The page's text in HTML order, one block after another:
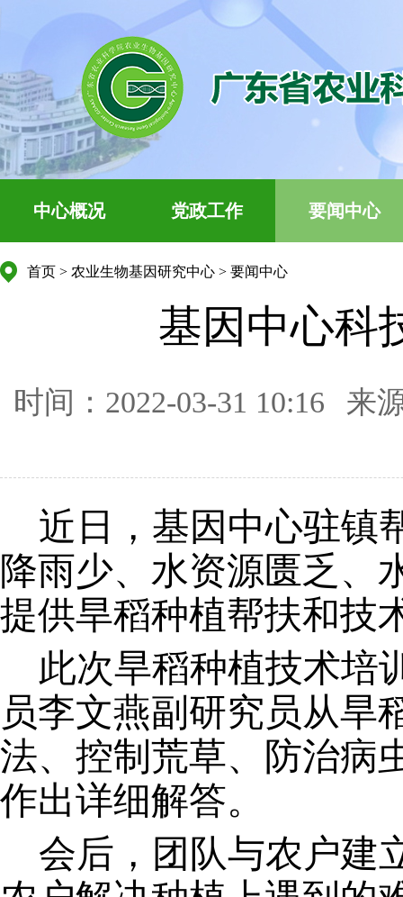
中心概况 党政工作 要闻中心
首页 > 农业生物基因研究中心 > 要闻中心
基因中心科
时间：2022-03-31 10:16 来
近日，基因中心驻镇
降雨少、水资源匮乏 、
提供旱稻种植帮扶和技
此次旱稻种植技术培
员李文燕副研究员从旱
法、控制荒草、防治病
作出详细解答。
会后，团队与农户建